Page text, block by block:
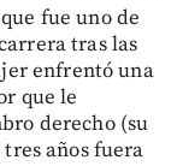
fue uno de
tras las
enfrentó una
que le
derecho (su
años fuera